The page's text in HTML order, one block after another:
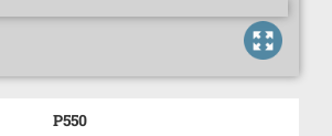
P550